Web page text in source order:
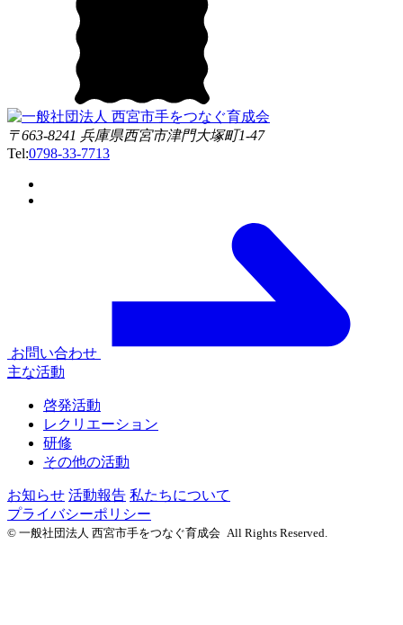
〒663-8241 兵庫県西宮市津門大塚町1-47
Tel:0798-33-7713
お問い合わせ
主な活動
啓発活動
レクリエーション
研修
その他の活動
お知らせ 活動報告 私たちについて
プライバシーポリシー
© 一般社団法人 西宮市手をつなぐ育成会 All Rights Reserved.